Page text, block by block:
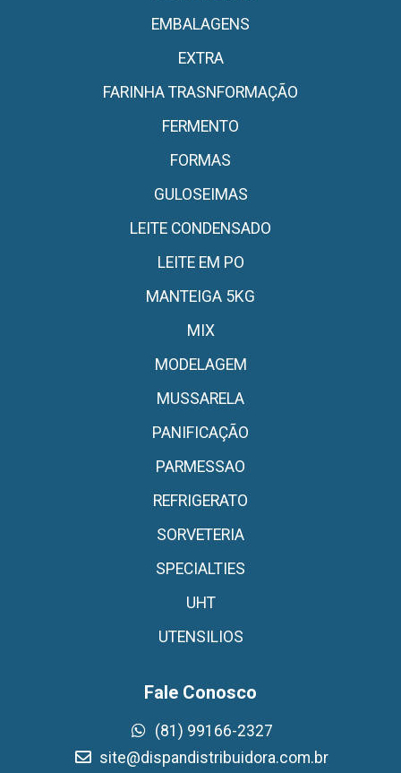
EMBALAGENS
EXTRA
FARINHA TRASNFORMAÇÃO
FERMENTO
FORMAS
GULOSEIMAS
LEITE CONDENSADO
LEITE EM PO
MANTEIGA 5KG
MIX
MODELAGEM
MUSSARELA
PANIFICAÇÃO
PARMESSAO
REFRIGERATO
SORVETERIA
SPECIALTIES
UHT
UTENSILIOS
Fale Conosco
(81) 99166-2327
site@dispandistribuidora.com.br